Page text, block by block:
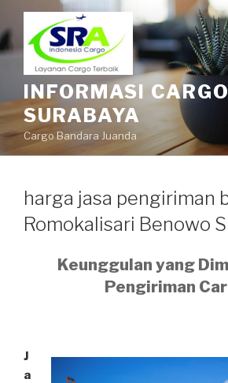
INFORMASI
SURABAYA
Cargo Bandara Juanda
harga jasa pengiriman
Romokalisari Benowo
Keunggulan yang
Pengiriman
J
a